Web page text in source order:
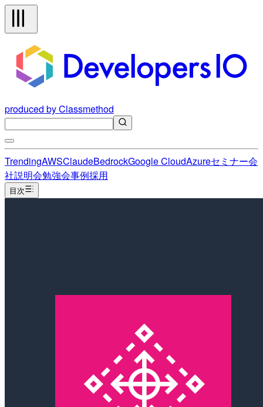
produced by Classmethod
TrendingAWSClaudeBedrockGoogle CloudAzureセミナー会
社説明会勉強会事例採用
目次